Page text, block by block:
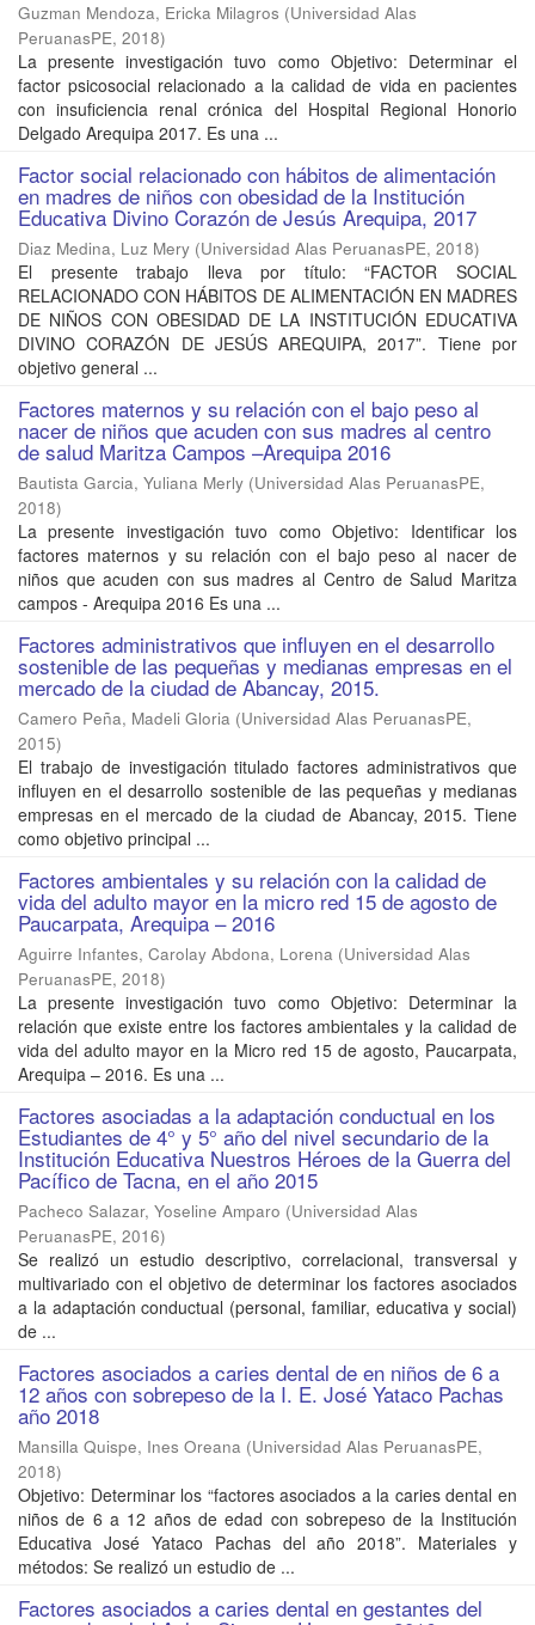
Guzman Mendoza, Ericka Milagros (Universidad Alas
PeruanasPE, 2018)
La presente investigación tuvo como Objetivo: Determinar el
factor psicosocial relacionado a la calidad de vida en pacientes
con insuficiencia renal crónica del Hospital Regional Honorio
Delgado Arequipa 2017. Es una ...
Factor social relacionado con hábitos de alimentación
en madres de niños con obesidad de la Institución
Educativa Divino Corazón de Jesús Arequipa, 2017
Diaz Medina, Luz Mery (Universidad Alas PeruanasPE, 2018)
El presente trabajo lleva por título: “FACTOR SOCIAL
RELACIONADO CON HÁBITOS DE ALIMENTACIÓN EN MADRES
DE NIÑOS CON OBESIDAD DE LA INSTITUCIÓN EDUCATIVA
DIVINO CORAZÓN DE JESÚS AREQUIPA, 2017”. Tiene por
objetivo general ...
Factores maternos y su relación con el bajo peso al
nacer de niños que acuden con sus madres al centro
de salud Maritza Campos –Arequipa 2016
Bautista Garcia, Yuliana Merly (Universidad Alas PeruanasPE,
2018)
La presente investigación tuvo como Objetivo: Identificar los
factores maternos y su relación con el bajo peso al nacer de
niños que acuden con sus madres al Centro de Salud Maritza
campos - Arequipa 2016 Es una ...
Factores administrativos que influyen en el desarrollo
sostenible de las pequeñas y medianas empresas en el
mercado de la ciudad de Abancay, 2015.
Camero Peña, Madeli Gloria (Universidad Alas PeruanasPE,
2015)
El trabajo de investigación titulado factores administrativos que
influyen en el desarrollo sostenible de las pequeñas y medianas
empresas en el mercado de la ciudad de Abancay, 2015. Tiene
como objetivo principal ...
Factores ambientales y su relación con la calidad de
vida del adulto mayor en la micro red 15 de agosto de
Paucarpata, Arequipa – 2016
Aguirre Infantes, Carolay Abdona, Lorena (Universidad Alas
PeruanasPE, 2018)
La presente investigación tuvo como Objetivo: Determinar la
relación que existe entre los factores ambientales y la calidad de
vida del adulto mayor en la Micro red 15 de agosto, Paucarpata,
Arequipa – 2016. Es una ...
Factores asociadas a la adaptación conductual en los
Estudiantes de 4° y 5° año del nivel secundario de la
Institución Educativa Nuestros Héroes de la Guerra del
Pacífico de Tacna, en el año 2015
Pacheco Salazar, Yoseline Amparo (Universidad Alas
PeruanasPE, 2016)
Se realizó un estudio descriptivo, correlacional, transversal y
multivariado con el objetivo de determinar los factores asociados
a la adaptación conductual (personal, familiar, educativa y social)
de ...
Factores asociados a caries dental de en niños de 6 a
12 años con sobrepeso de la I. E. José Yataco Pachas
año 2018
Mansilla Quispe, Ines Oreana (Universidad Alas PeruanasPE,
2018)
Objetivo: Determinar los “factores asociados a la caries dental en
niños de 6 a 12 años de edad con sobrepeso de la Institución
Educativa José Yataco Pachas del año 2018”. Materiales y
métodos: Se realizó un estudio de ...
Factores asociados a caries dental en gestantes del